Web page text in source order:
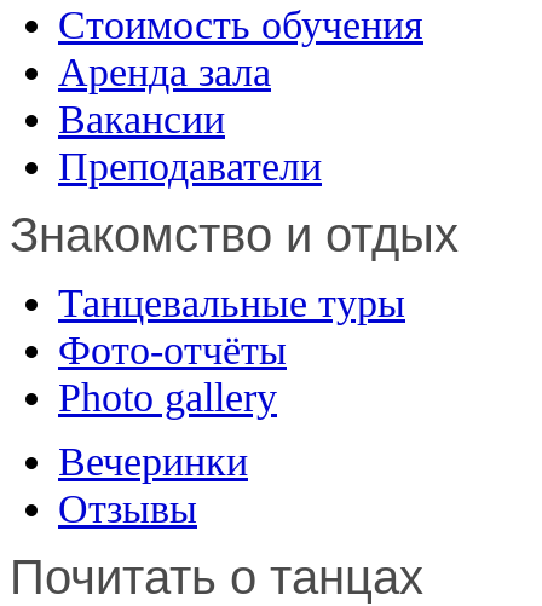
Стоимость обучения
Аренда зала
Вакансии
Преподаватели
Знакомство и отдых
Танцевальные туры
Фото-отчёты
Photo gallery
Вечеринки
Отзывы
Почитать о танцах